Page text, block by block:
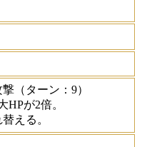
撃 （ターン：9）
HPが2倍。
える。